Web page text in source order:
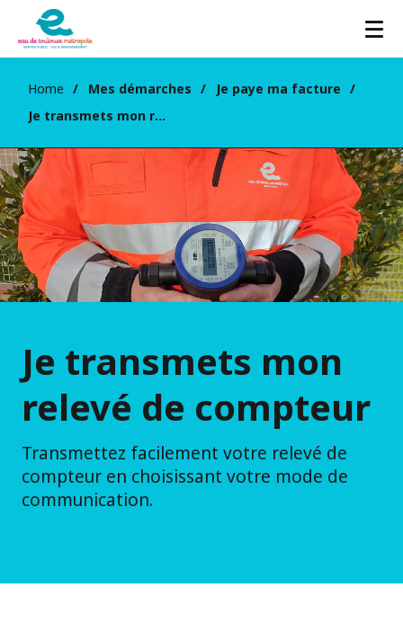
Home Mes démarches
Je paye ma facture
Je transmets mon relevé de compteur
Je transmets mon
relevé de compteur
Transmettez facilement votre relevé de
compteur en choisissant votre mode de
communication.